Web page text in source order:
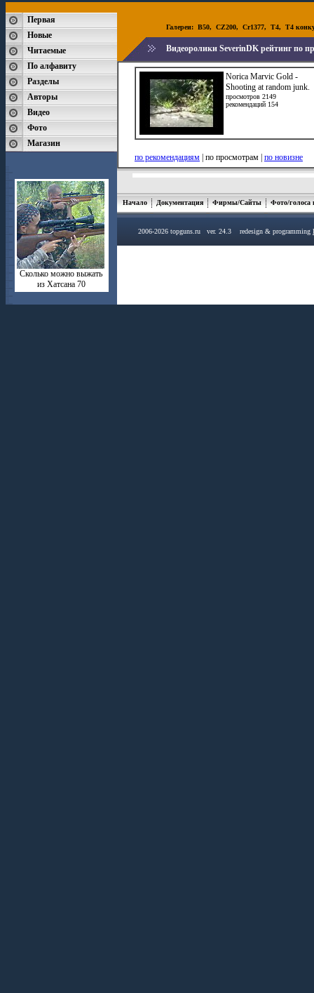
Первая
Новые
Читаемые
По алфавиту
Разделы
Авторы
Видео
Фото
Магазин
Сколько можно выжать
из Хатсана 70
Галереи: B50, CZ200, Cr1377, T4, T4
Видеоролики SeverinDK рейтинг по
Norica Marvic Gold -
Shooting at random junk.
просмотров 2149
рекомендаций 154
по рекомендациям | по просмотрам | по новизне
Начало Документация Фирмы/Сайты Фото/голоса
2006-2026 topguns.ru ver. 24.3 redesign & programming